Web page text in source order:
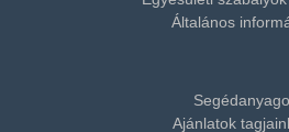
Általános
Ajánlatok